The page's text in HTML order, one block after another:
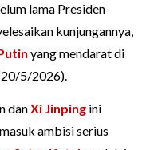
lama Presiden
kunjungannya,
yang mendarat di
5/2026).
danXi Jinping ini
ambisi serius